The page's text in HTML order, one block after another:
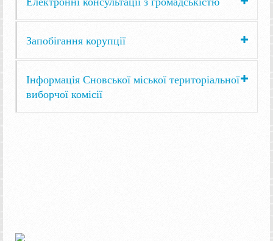
Запобігання корупції
Інформація Сновської міської територіальної
виборчої комісії